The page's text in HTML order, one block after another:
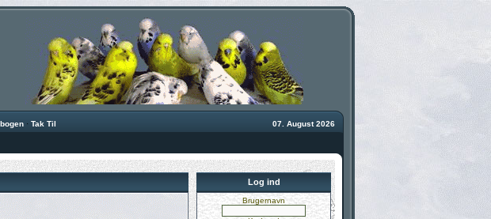
· Tak Til 07. August 2026
Log ind
Brugernavn